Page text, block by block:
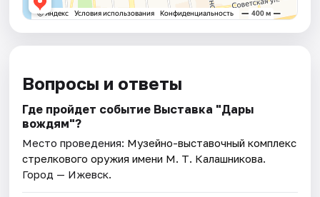
Вопросы и ответы
Где пройдет событие Выставка "Дары
вождям"?
Место проведения: Музейно-выставочный комплекс
стрелкового оружия имени М. Т. Калашникова.
Город — Ижевск.